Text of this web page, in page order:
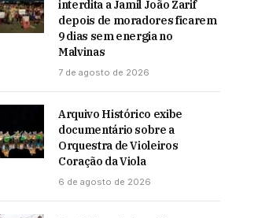
interdita a Jamil João Zarif
depois de moradores ficarem
9 dias sem energia no
Malvinas
7 de agosto de 2026
Arquivo Histórico exibe
documentário sobre a
Orquestra de Violeiros
Coração da Viola
6 de agosto de 2026